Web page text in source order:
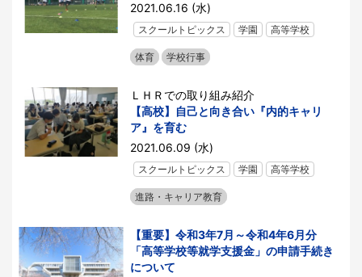
2021.06.16 (水)
スクールトピックス 学園 高等学校
体育 学校行事
ＬＨＲでの取り組み紹介
【高校】自己と向き合い『内的キャリ
ア』を育む
2021.06.09 (水)
スクールトピックス 学園 高等学校
進路・キャリア教育
【重要】令和3年7月～令和4年6月分
「高等学校等就学支援金」の申請手続き
について